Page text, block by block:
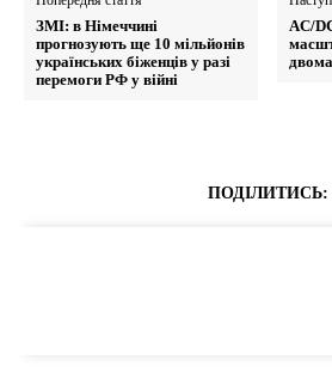
ЗМІ: в Німеччині
прогнозують ще 10 мільйонів
українських біженців у разі
перемоги РФ у війні
AC/
ПОДІЛИТИСЬ: